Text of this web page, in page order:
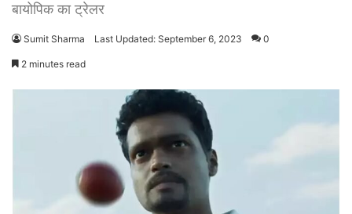
बायोपिक का ट्रेलर
Sumit Sharma Last Updated: September 6, 2023 0
2 minutes read